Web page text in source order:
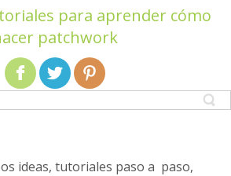
para aprender cómo
patchwork
ideas, tutoriales paso a paso,